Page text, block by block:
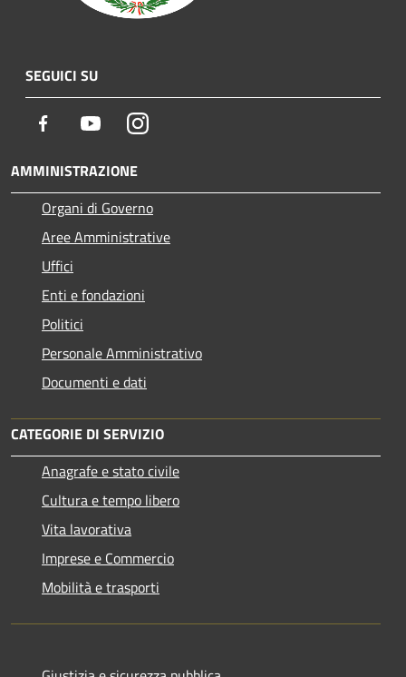
SEGUICI SU
Facebook YoutubeInstagram
AMMINISTRAZIONE
Organi di Governo
Aree Amministrative
Uffici
Enti e fondazioni
Politici
Personale Amministrativo
Documenti e dati
CATEGORIE DI SERVIZIO
Anagrafe e stato civile
Cultura e tempo libero
Vita lavorativa
Imprese e Commercio
Mobilità e trasporti